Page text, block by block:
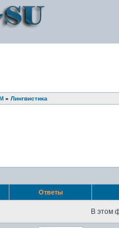
» Лингвистика
Ответы
В этом